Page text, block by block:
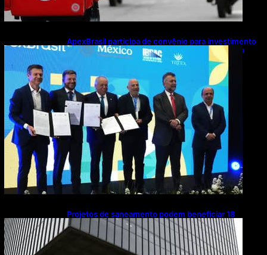
ApexBrasil participa de convênio para investimento
de R$ 2,63 milhões em exportações de cachaça
Projetos de saneamento podem beneficiar 18
milhões de brasileiros